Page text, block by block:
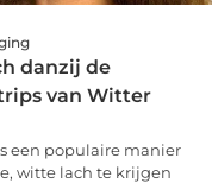
danzij de
van Witter
een populaire manier
witte lach te krijgen